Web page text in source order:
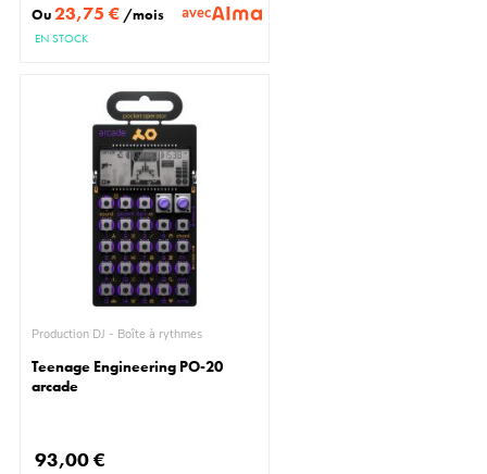
Ou23,75 € /mois avec
EN STOCK
Production DJ - Boîte à rythmes
Teenage Engineering PO-20
arcade
93,00 €